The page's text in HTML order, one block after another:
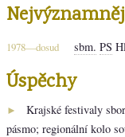
1978—dosud sbm. PS
Úspěchy
►
Krajské festivaly
pásmo; regionální kolo